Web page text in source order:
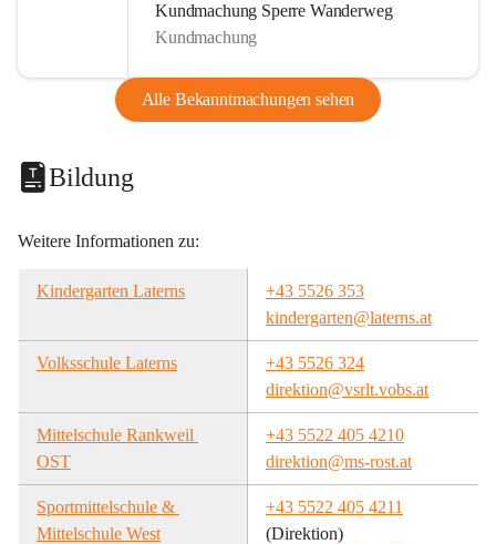
Kundmachung Sperre Wanderweg
Kundmachung
Alle Bekanntmachungen sehen
Bildung
Weitere Informationen zu:
Kindergarten Laterns
+43 5526 353
kindergarten@laterns.at
Volksschule Laterns
+43 5526 324
direktion@vsrlt.vobs.at
Mittelschule Rankweil
OST
+43 5522 405 4210
direktion@ms-rost.at
Sportmittelschule &
Mittelschule West
+43 5522 405 4211
(Direktion)